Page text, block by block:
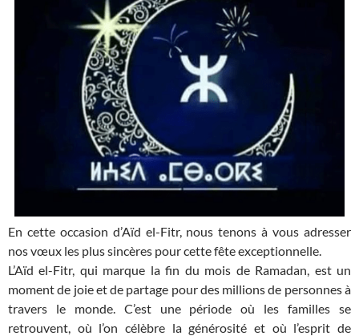
En cette occasion d’Aïd el-Fitr, nous tenons à vous adresser
nos vœux les plus sincères pour cette fête exceptionnelle.
L’Aïd el-Fitr, qui marque la fin du mois de Ramadan, est un
moment de joie et de partage pour des millions de personnes à
travers le monde. C’est une période où les familles se
retrouvent, où l’on célèbre la générosité et où l’esprit de